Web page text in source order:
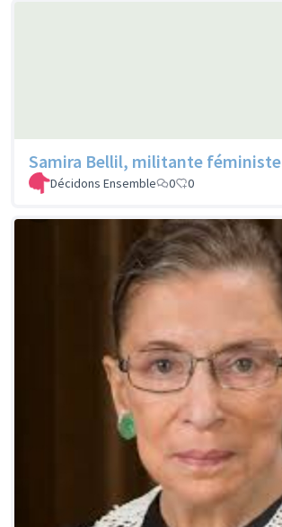
Samira Bellil, militante féministe
Décidons Ensemble 0 0